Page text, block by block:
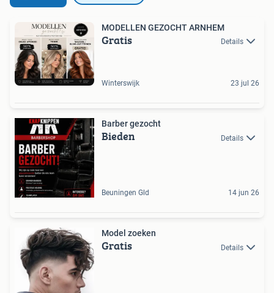
MODELLEN GEZOCHT ARNHEM
Gratis Details
Winterswijk 23 jul 26
Barber gezocht
Bieden Details
Beuningen Gld 14 jun 26
Model zoeken
Gratis Details